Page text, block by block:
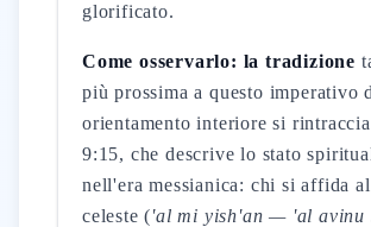
glorificato.
Come osservarlo: la tradizione
più prossima a questo imperativo
orientamento interiore si
9:15, che descrive lo stato
nell'era messianica: chi si affida
celeste ('al mi yish'an — 'al avinu